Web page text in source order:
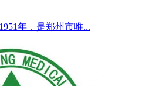
年，是郑州市唯...